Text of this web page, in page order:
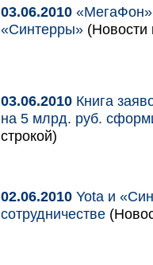
03.06.2010 «МегаФон»
«Синтерры» (Новости
03.06.2010 Книга
на 5 млрд. руб.
строкой)
02.06.2010 Yota и
сотрудничестве